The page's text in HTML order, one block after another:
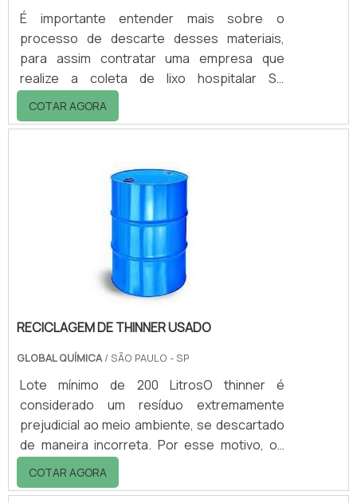
É importante entender mais sobre o
processo de descarte desses materiais,
para assim contratar uma empresa que
realize a coleta de lixo hospitalar SP
adequada. Os resíduos que são gerados em
em hospitais, ambulatórios ou clínicas,
características que podem ser observadas,
levando em consideração de como o serviço
de coleta hospitalar é realizado. A primeira
etapa deste procedimento consiste em
identificar, por componentes do.
COTAR AGORA
RECICLAGEM DE THINNER USADO
GLOBAL QUÍMICA/ SÃO PAULO - SP
Lote mínimo de 200 LitrosO thinner é
considerado um resíduo extremamente
prejudicial ao meio ambiente, se descartado
de maneira incorreta. Por esse motivo, os
procedimentos de reciclagem de thinner
usado são considerados importantes. Além
COTAR AGORA